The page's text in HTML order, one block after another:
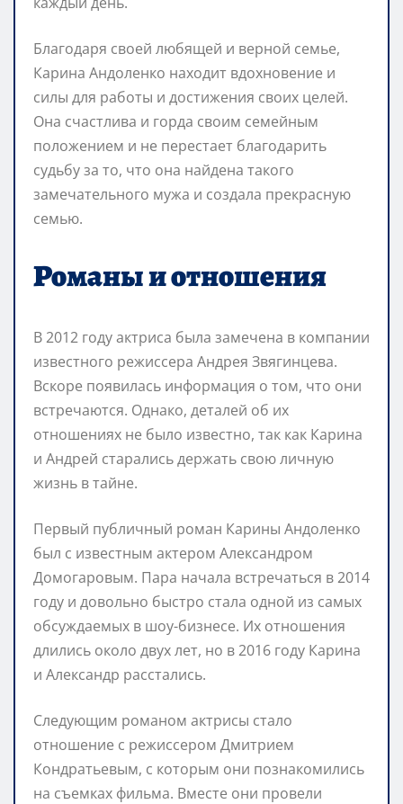
Благодаря своей любящей и верной семье,
Карина Андоленко находит вдохновение и
силы для работы и достижения своих целей.
Она счастлива и горда своим семейным
положением и не перестает благодарить
судьбу за то, что она найдена такого
замечательного мужа и создала прекрасную
семью.
Романы и отношения
В 2012 году актриса была замечена в компании
известного режиссера Андрея Звягинцева.
Вскоре появилась информация о том, что они
встречаются. Однако, деталей об их
отношениях не было известно, так как Карина
и Андрей старались держать свою личную
жизнь в тайне.
Первый публичный роман Карины Андоленко
был с известным актером Александром
Домогаровым. Пара начала встречаться в 2014
году и довольно быстро стала одной из самых
обсуждаемых в шоу-бизнесе. Их отношения
длились около двух лет, но в 2016 году Карина
и Александр расстались.
Следующим романом актрисы стало
отношение с режиссером Дмитрием
Кондратьевым, с которым они познакомились
на съемках фильма. Вместе они провели